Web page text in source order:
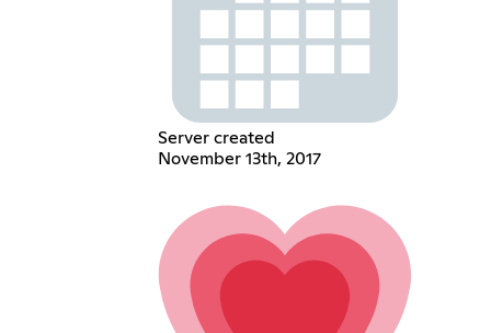
Server created
November 13th, 2017